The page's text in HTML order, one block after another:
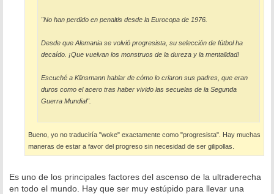
"No han perdido en penaltis desde la Eurocopa de 1976.
Desde que Alemania se volvió progresista, su selección de fútbol ha
decaído. ¡Que vuelvan los monstruos de la dureza y la mentalidad!
Escuché a Klinsmann hablar de cómo lo criaron sus padres, que eran
duros como el acero tras haber vivido las secuelas de la Segunda
Guerra Mundial".
Bueno, yo no traduciría "woke" exactamente como "progresista". Hay muchas
maneras de estar a favor del progreso sin necesidad de ser gilipollas.
Es uno de los principales factores del ascenso de la ultraderecha
en todo el mundo. Hay que ser muy estúpido para llevar una